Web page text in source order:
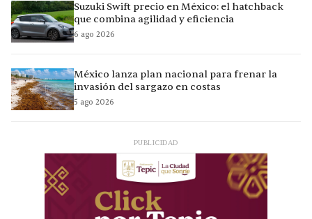
Suzuki Swift precio en México: el hatchback
que combina agilidad y eficiencia
6 ago 2026
México lanza plan nacional para frenar la
invasión del sargazo en costas
5 ago 2026
PUBLICIDAD